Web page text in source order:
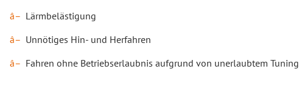
Lärmbelästigung
Unnötiges Hin- und Herfahren
Fahren ohne Betriebserlaubnis aufgrund von unerlaubtem Tuning